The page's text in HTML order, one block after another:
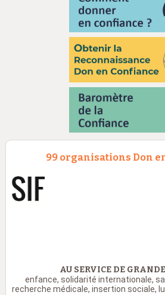
99 organisations Don
AU SERVICE DE
enfance, solidarité internationale,
recherche médicale, insertion sociale,